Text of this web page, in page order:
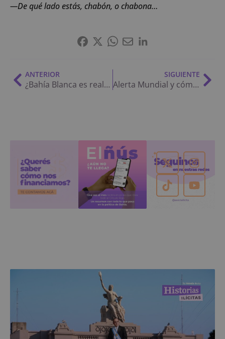
—De qué lado estás, chabón, o chabona…
ANTERIOR
¿Bahía Blanca es realmente una ciudad gorila? Lo que muestran 80 años de intendentes
SIGUIENTE
Alerta Mundial y cómo los estafadores aprovechan para hacer su juego: qué trampas usan y cómo protegerse
Masonería, proyectos políticos, vínculos con las
élites, apoyo a la última Dictadura y tres familias
que estuvieron al frente: de Enrique Julio a Gustavo
Elías.